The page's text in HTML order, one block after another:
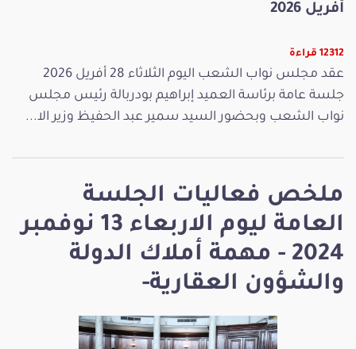
ملخص فعاليات الجلسة
العامة ليوم الاربعاء 13 نوفمبر
2024 - مهمة أملاك الدولة
والشؤون العقارية-
أفريل 2026
12312 قراءة
عقد مجلس نواب الشعب اليوم الثلاثاء 28 أفريل 2026
جلسة عامة برئاسة العميد إبراهيم بودربالة رئيس مجلس
نواب الشعب وبحضور السيد سمير عبد الحفيظ وزير الا...